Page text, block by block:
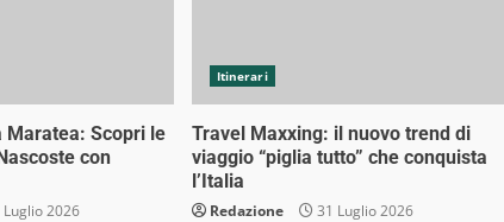
Maratea: Scopri le
con
Luglio 2026
Itinerari
Travel Maxxing: il nuovo trend di
viaggio “piglia tutto” che conquista
l’Italia
Redazione 31 Luglio 2026